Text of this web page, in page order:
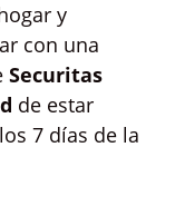
y
con una
Securitas
de estar
7 días de la